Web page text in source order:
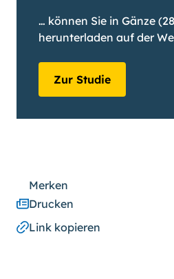
… können Sie in Gänze
herunterladen auf der
Zur Studie
Merken
Drucken
Link kopieren